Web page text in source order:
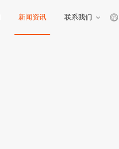
新闻资讯 联系我们